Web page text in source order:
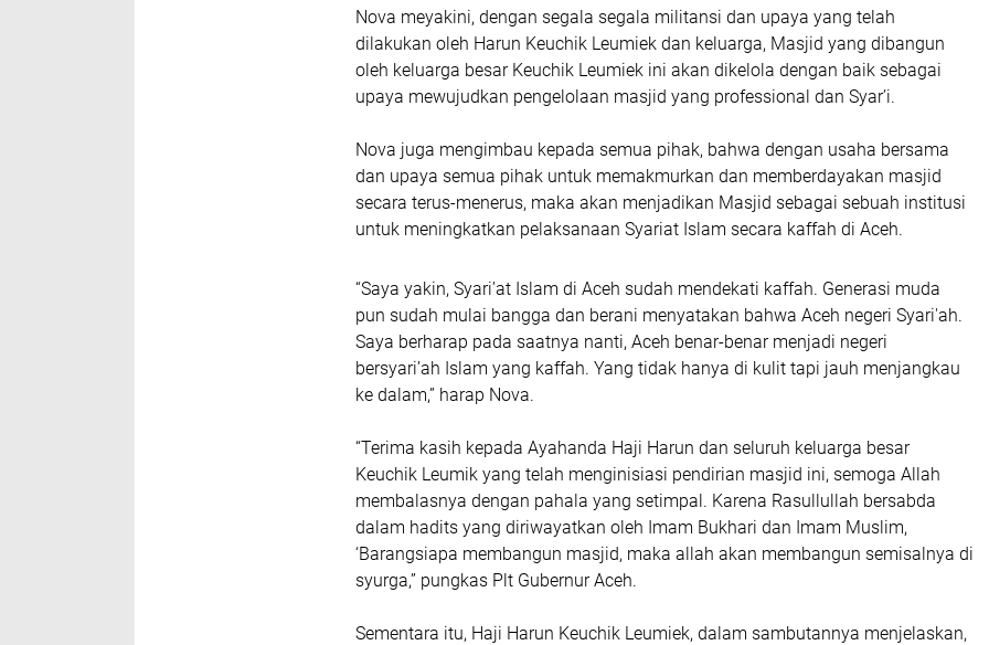
Nova meyakini, dengan segala segala militansi dan upaya yang telah
dilakukan oleh Harun Keuchik Leumiek dan keluarga, Masjid yang dibangun
oleh keluarga besar Keuchik Leumiek ini akan dikelola dengan baik sebagai
upaya mewujudkan pengelolaan masjid yang professional dan Syar’i.
Nova juga mengimbau kepada semua pihak, bahwa dengan usaha bersama
dan upaya semua pihak untuk memakmurkan dan memberdayakan masjid
secara terus-menerus, maka akan menjadikan Masjid sebagai sebuah institusi
untuk meningkatkan pelaksanaan Syariat Islam secara kaffah di Aceh.
“Saya yakin, Syari’at Islam di Aceh sudah mendekati kaffah. Generasi muda
pun sudah mulai bangga dan berani menyatakan bahwa Aceh negeri Syari'ah.
Saya berharap pada saatnya nanti, Aceh benar-benar menjadi negeri
bersyari’ah Islam yang kaffah. Yang tidak hanya di kulit tapi jauh menjangkau
ke dalam,” harap Nova.
“Terima kasih kepada Ayahanda Haji Harun dan seluruh keluarga besar
Keuchik Leumik yang telah menginisiasi pendirian masjid ini, semoga Allah
membalasnya dengan pahala yang setimpal. Karena Rasullullah bersabda
dalam hadits yang diriwayatkan oleh Imam Bukhari dan Imam Muslim,
‘Barangsiapa membangun masjid, maka allah akan membangun semisalnya di
syurga,” pungkas Plt Gubernur Aceh.
Sementara itu, Haji Harun Keuchik Leumiek, dalam sambutannya menjelaskan,